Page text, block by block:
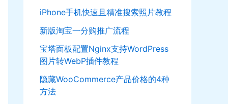
iPhone手机快速且精准搜索照片教程
新版淘宝一分购推广流程
宝塔面板配置Nginx支持WordPress
图片转WebP插件教程
隐藏WooCommerce产品价格的4种
方法